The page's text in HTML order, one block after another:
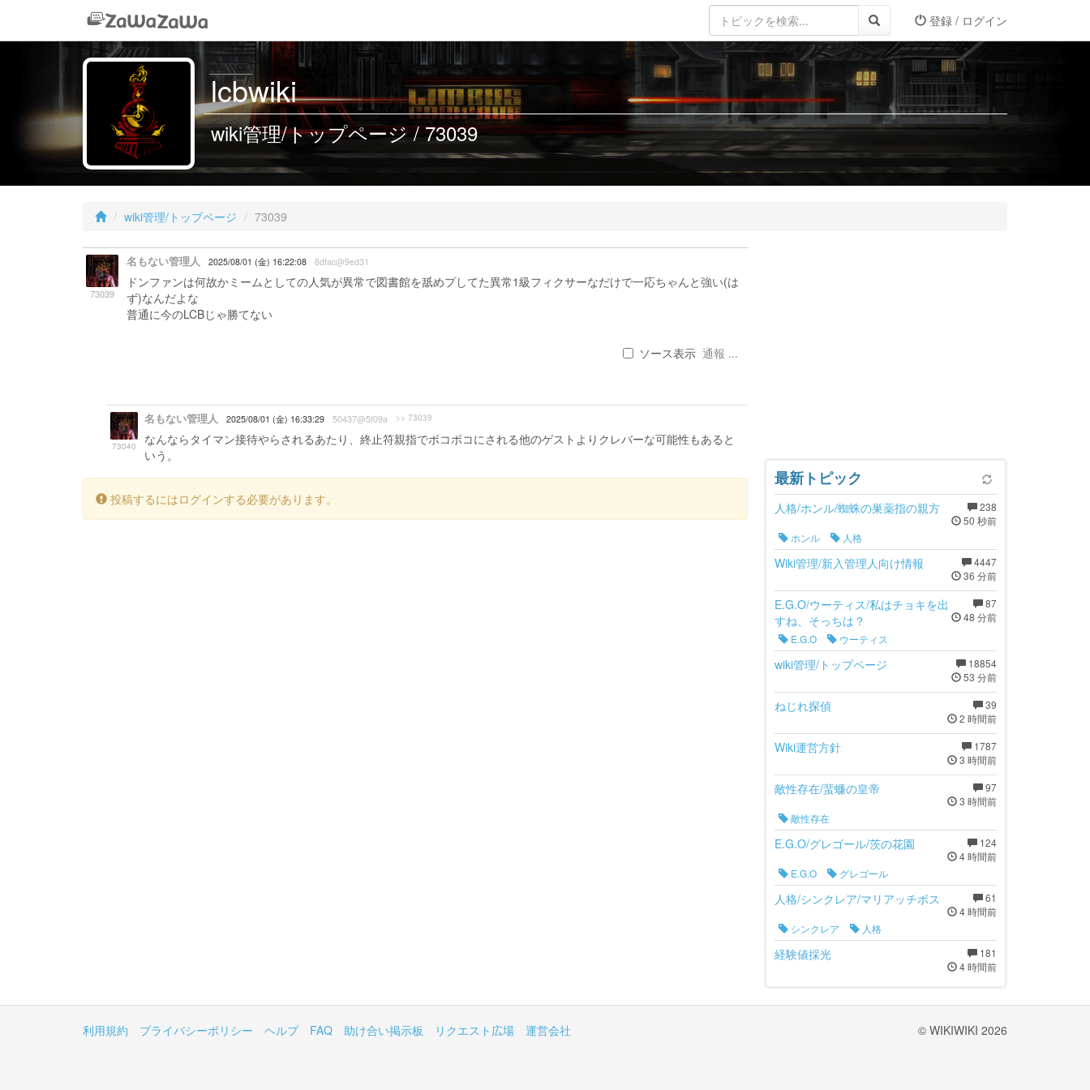
登録 / ログイン
lcbwiki
wiki管理/トップページ / 73039
wiki管理/トップページ 73039
73039
名もない管理人 2025/08/01 (金) 16:22:08 8dfac@9ed31
ドンファンは何故かミームとしての人気が異常で図書館を舐めプしてた異常1級フィクサーなだけで一応ちゃんと強い(は
ず)なんだよな
普通に今のLCBじゃ勝てない
ソース表示 通報 ...
73040
名もない管理人 2025/08/01 (金) 16:33:29 50437@5f09a >> 73039
なんならタイマン接待やらされるあたり、終止符親指でボコボコにされる他のゲストよりクレバーな可能性もあると
いう。
投稿するにはログインする必要があります。
最新トピック
238
50 秒前
人格/ホンル/蜘蛛の巣薬指の親方
ホンル
人格
4447
36 分前
Wiki管理/新入管理人向け情報
87
48 分前
E.G.O/ウーティス/私はチョキを出
すね、そっちは？
E.G.O
ウーティス
18854
53 分前
wiki管理/トップページ
39
2 時間前
ねじれ探偵
1787
3 時間前
Wiki運営方針
97
3 時間前
敵性存在/蜚蠊の皇帝
敵性存在
124
4 時間前
E.G.O/グレゴール/茨の花園
E.G.O
グレゴール
61
4 時間前
人格/シンクレア/マリアッチボス
シンクレア
人格
181
4 時間前
経験値採光
利用規約 プライバシーポリシー ヘルプ FAQ 助け合い掲示板 リクエスト広場 運営会社 © WIKIWIKI 2026